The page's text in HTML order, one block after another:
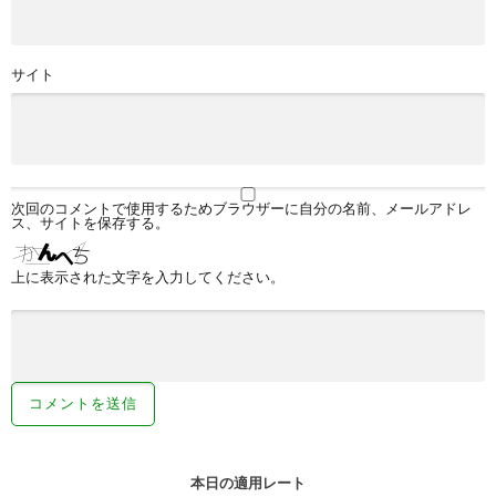
サイト
次回のコメントで使用するためブラウザーに自分の名前、メールアドレ
ス、サイトを保存する。
上に表示された文字を入力してください。
本日の適用レート